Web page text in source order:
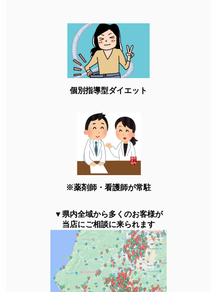
個別指導型ダイエット
※薬剤師・看護師が常駐
▼県内全域から多くのお客様が
当店にご相談に来られます